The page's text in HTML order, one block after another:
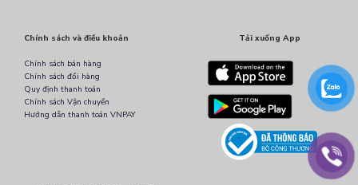
Chính sách và điều khoản
Chính sách bán hàng
Chính sách đổi hàng
Quy định thanh toán
Chính sách Vận chuyển
Hướng dẫn thanh toán VNPAY
Tải xuống App